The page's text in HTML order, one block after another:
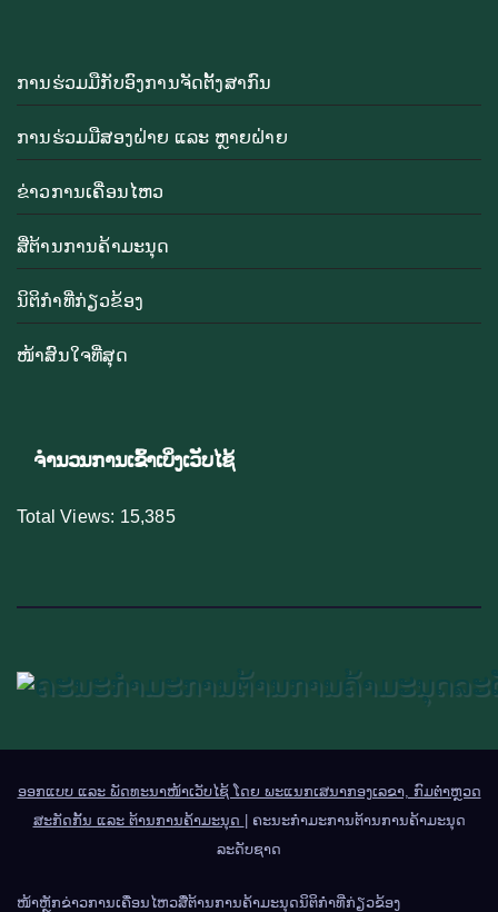
ການຮ່ວມມືກັບອົງການຈັດຕັ້ງສາກົນ
ການຮ່ວມມືສອງຝ່າຍ ແລະ ຫຼາຍຝ່າຍ
ຂ່າວການເຄື່ອນໄຫວ
ສື່ຕ້ານການຄ້າມະນຸດ
ນິຕິກຳທີ່ກ່ຽວຂ້ອງ
ໜ້າສົນໃຈທີ່ສຸດ
ຈຳນວນການເຂົ້າເບິ່ງເວັບໄຊ້
Total Views: 15,385
ອອກແບບ ແລະ ພັດທະນາໜ້າເວັບໄຊ້ ໂດຍ ພະແນກເສນາກອງເລຂາ, ກົມຕຳຫຼວດ
ສະກັດກັ້ນ ແລະ ຕ້ານການຄ້າມະນຸດ | ຄະນະກຳມະການຕ້ານການຄ້າມະນຸດ
ລະດັບຊາດ
ໜ້າຫຼັກຂ່າວການເຄື່ອນໄຫວສື່ຕ້ານການຄ້າມະນຸດນິຕິກຳທີ່ກ່ຽວຂ້ອງ